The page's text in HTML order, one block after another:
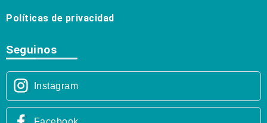
Políticas de privacidad
Seguinos
Instagram